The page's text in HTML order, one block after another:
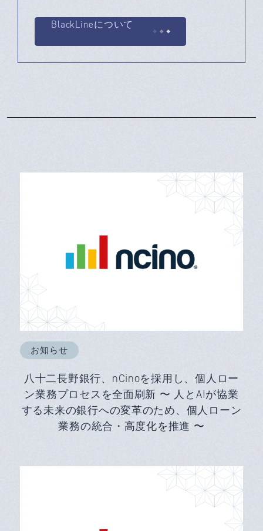
BlackLineについて
お知らせ
八十二長野銀行、nCinoを採用し、個人ロー
ン業務プロセスを全面刷新 〜 人とAIが協業
する未来の銀行への変革のため、個人ローン
業務の統合・高度化を推進 〜